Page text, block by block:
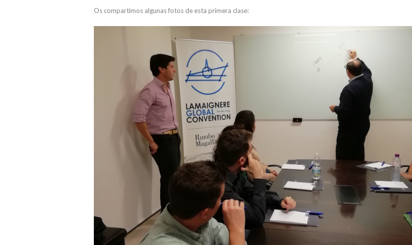
Os compartimos algunas fotos de esta primera clase: